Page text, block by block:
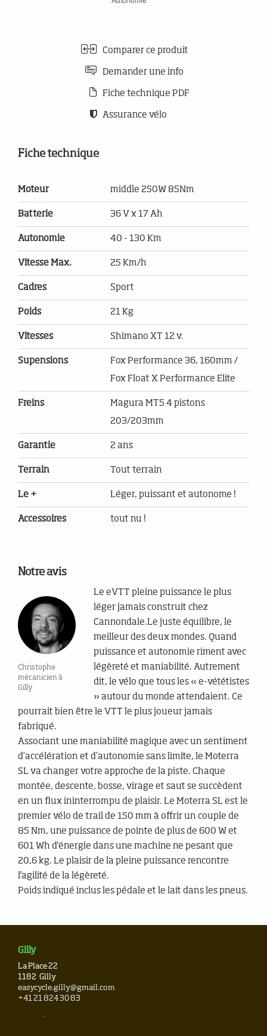
Comparer ce produit
Demander une info
Fiche technique PDF
Assurance vélo
Fiche technique
Moteur middle 250W 85Nm
Batterie 36 V x 17 Ah
Autonomie 40 - 130 Km
Vitesse Max. 25 Km/h
Cadres Sport
Poids 21 Kg
Vitesses Shimano XT 12 v.
Supensions
Fox Performance 36, 160mm /
Fox Float X Performance Elite
Freins
Magura MT5 4 pistons
203/203mm
Garantie 2 ans
Terrain Tout terrain
Le + Léger, puissant et autonome !
Accessoires tout nu !
Notre avis
Christophe
mécanicien à
Gilly
Le eVTT pleine puissance le plus
léger jamais construit chez
Cannondale.Le juste équilibre, le
meilleur des deux mondes. Quand
puissance et autonomie riment avec
légèreté et maniabilité. Autrement
dit, le vélo que tous les « e-vététistes
» autour du monde attendaient. Ce
pourrait bien être le VTT le plus joueur jamais
fabriqué.
Associant une maniabilité magique avec un sentiment
d’accélération et d’autonomie sans limite, le Moterra
SL va changer votre approche de la piste. Chaque
montée, descente, bosse, virage et saut se succèdent
en un flux ininterrompu de plaisir. Le Moterra SL est le
premier vélo de trail de 150 mm à offrir un couple de
85 Nm, une puissance de pointe de plus de 600 W et
601 Wh d'énergie dans une machine ne pesant que
20,6 kg. Le plaisir de la pleine puissance rencontre
l'agilité de la légèreté.
Poids indiqué inclus les pédale et le lait dans les pneus.
Gilly
La Place 22
1182 Gilly
easycycle.gilly@gmail.com
+41 21 824 30 83